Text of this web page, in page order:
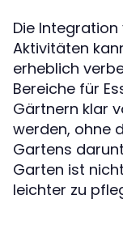
Die
Aktivitäten
erheblich
Bereiche für
Gärtnern klar
werden, ohne
Gartens
Garten ist
leichter zu